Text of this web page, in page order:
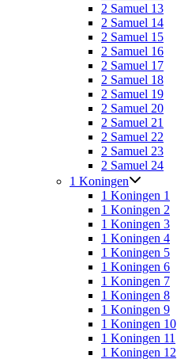
2 Samuel 13
2 Samuel 14
2 Samuel 15
2 Samuel 16
2 Samuel 17
2 Samuel 18
2 Samuel 19
2 Samuel 20
2 Samuel 21
2 Samuel 22
2 Samuel 23
2 Samuel 24
1 Koningen
1 Koningen 1
1 Koningen 2
1 Koningen 3
1 Koningen 4
1 Koningen 5
1 Koningen 6
1 Koningen 7
1 Koningen 8
1 Koningen 9
1 Koningen 10
1 Koningen 11
1 Koningen 12